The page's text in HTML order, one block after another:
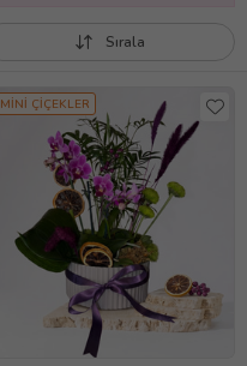
Sırala
MİNİ ÇİÇEKLER